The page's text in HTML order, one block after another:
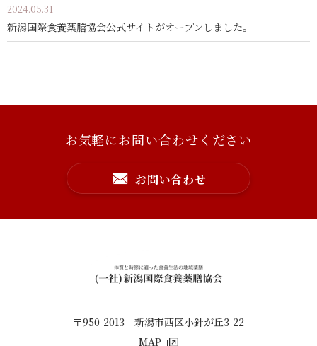
メディア掲載
プライバシーポリシー
2024.05.31
新潟国際食養薬膳協会公式サイトがオープンしました。
お気軽にお問い合わせください
お問い合わせ
〒950-2013 新潟市西区小針が丘3-22
MAP